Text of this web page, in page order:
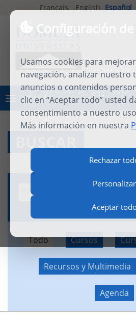
Configuración
Usamos cookies para
navegación, analizar nuestro
anuncios o contenidos
clic en “Aceptar todo” usted
consentimiento a nuestro
Más información en nuestra
Rechazar
Personalizar
Aceptar
Français English Español
MENÚ
Todo Cursos
Recursos y Multimedia
Agenda